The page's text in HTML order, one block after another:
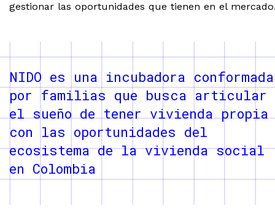
gestionar las oportunidades que tienen en el
NIDO es una incubadora conformada
por familias que busca articular
el sueño de tener vivienda propia
con las oportunidades del
ecosistema de la vivienda social
en Colombia